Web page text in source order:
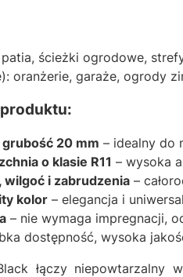
ścieżki ogrodowe,
oranżerie, garaże, ogrody
20 mm – idealny do
o klasie R11 – wysoka
i zabrudzenia –
kolor – elegancja i
– nie wymaga impregnacji,
dostępność, wysoka
łączy niepowtarzalny